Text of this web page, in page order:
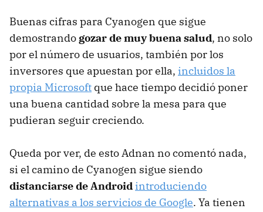
Buenas cifras para Cyanogen que sigue
demostrando gozar de muy buena salud, no solo
por el número de usuarios, también por los
inversores que apuestan por ella, incluidos la
propia Microsoft que hace tiempo decidió poner
una buena cantidad sobre la mesa para que
pudieran seguir creciendo.
Queda por ver, de esto Adnan no comentó nada,
si el camino de Cyanogen sigue siendo
distanciarse de Android introduciendo
alternativas a los servicios de Google. Ya tienen